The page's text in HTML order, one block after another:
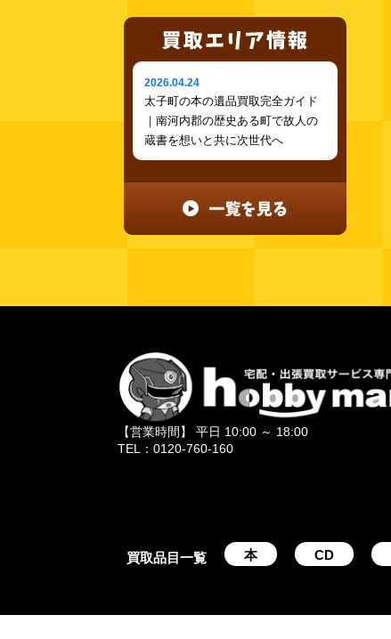
2026.04.24
太子町の本の遺品買取完全ガイド
｜南河内郡の歴史ある町で故人の
蔵書を想いと共に次世代へ
【営業時間】 平日 10:00 ～ 18:00
TEL：0120-760-160
買取品目一覧 本 CD